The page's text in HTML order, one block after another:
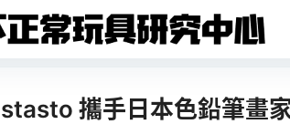
stasto 攜手日本色鉛筆畫